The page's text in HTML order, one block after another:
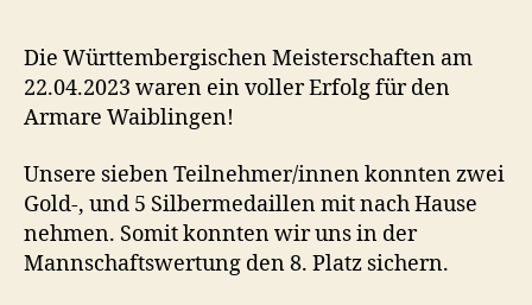
Meisterschaft
Aichwald
Die Württembergischen Meisterschaften am
22.04.2023 waren ein voller Erfolg für den
Armare Waiblingen!
Unsere sieben Teilnehmer/innen konnten zwei
Gold-, und 5 Silbermedaillen mit nach Hause
nehmen. Somit konnten wir uns in der
Mannschaftswertung den 8. Platz sichern.